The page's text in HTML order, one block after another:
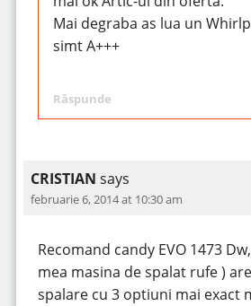
Mai degraba as lua un
simt A+++
Răspunde
CRISTIAN says
februarie 6, 2014 at 10:30 am
Recomand candy EVO 1473
mea masina de spalat rufe )
spalare cu 3 optiuni mai exact